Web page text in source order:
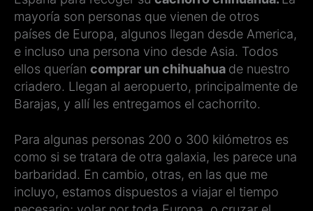
mayoría son personas que vienen de otros
países de Europa, algunos llegan desde America,
e incluso una persona vino desde Asia. Todos
ellos querían comprar un chihuahua de nuestro
criadero. Llegan al aeropuerto, principalmente de
Barajas, y allí les entregamos el cachorrito.
Para algunas personas 200 o 300 kilómetros es
como si se tratara de otra galaxia, les parece una
barbaridad. En cambio, otras, en las que me
incluyo, estamos dispuestos a viajar el tiempo